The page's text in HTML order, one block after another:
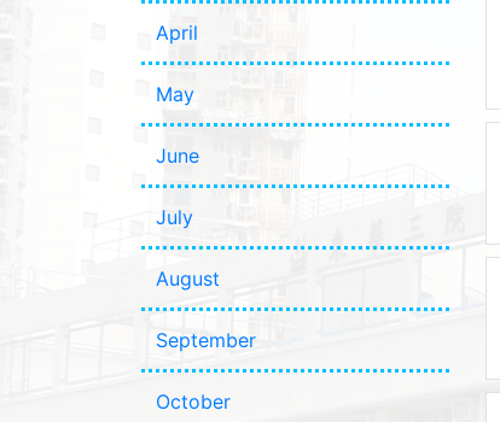
April
May
June
July
August
September
October